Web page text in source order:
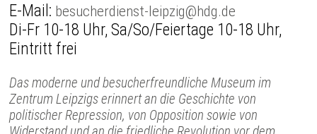
E-Mail: besucherdienst-leipzig@hdg.de
Di-Fr 10-18 Uhr, Sa/So/Feiertage 10-18 Uhr,
Eintritt frei
Das moderne und besucherfreundliche Museum im
Zentrum Leipzigs erinnert an die Geschichte von
politischer Repression, von Opposition sowie von